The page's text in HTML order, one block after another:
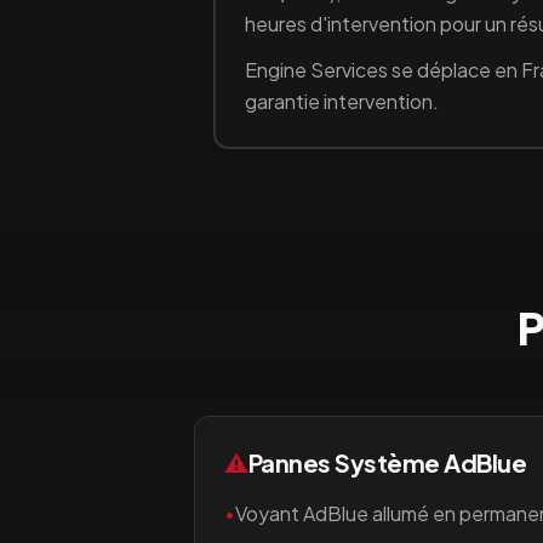
heures d'intervention pour un
Engine Services se déplace en
garantie intervention.
⚠️Pannes Système AdBlue
•Voyant AdBlue allumé en